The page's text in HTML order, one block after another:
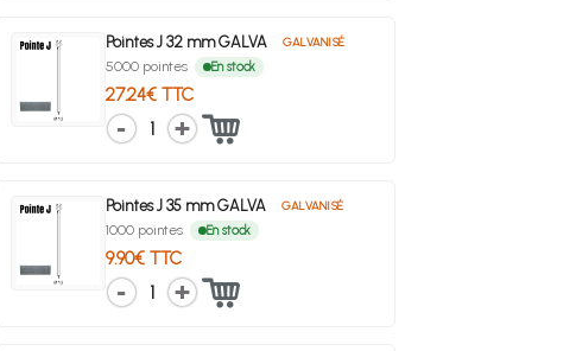
Pointes J 32 mm GALVA GALVANISÉ
5000 pointes En stock
27.24€ TTC
1
Pointes J 35 mm GALVA GALVANISÉ
1000 pointes En stock
9.90€ TTC
1